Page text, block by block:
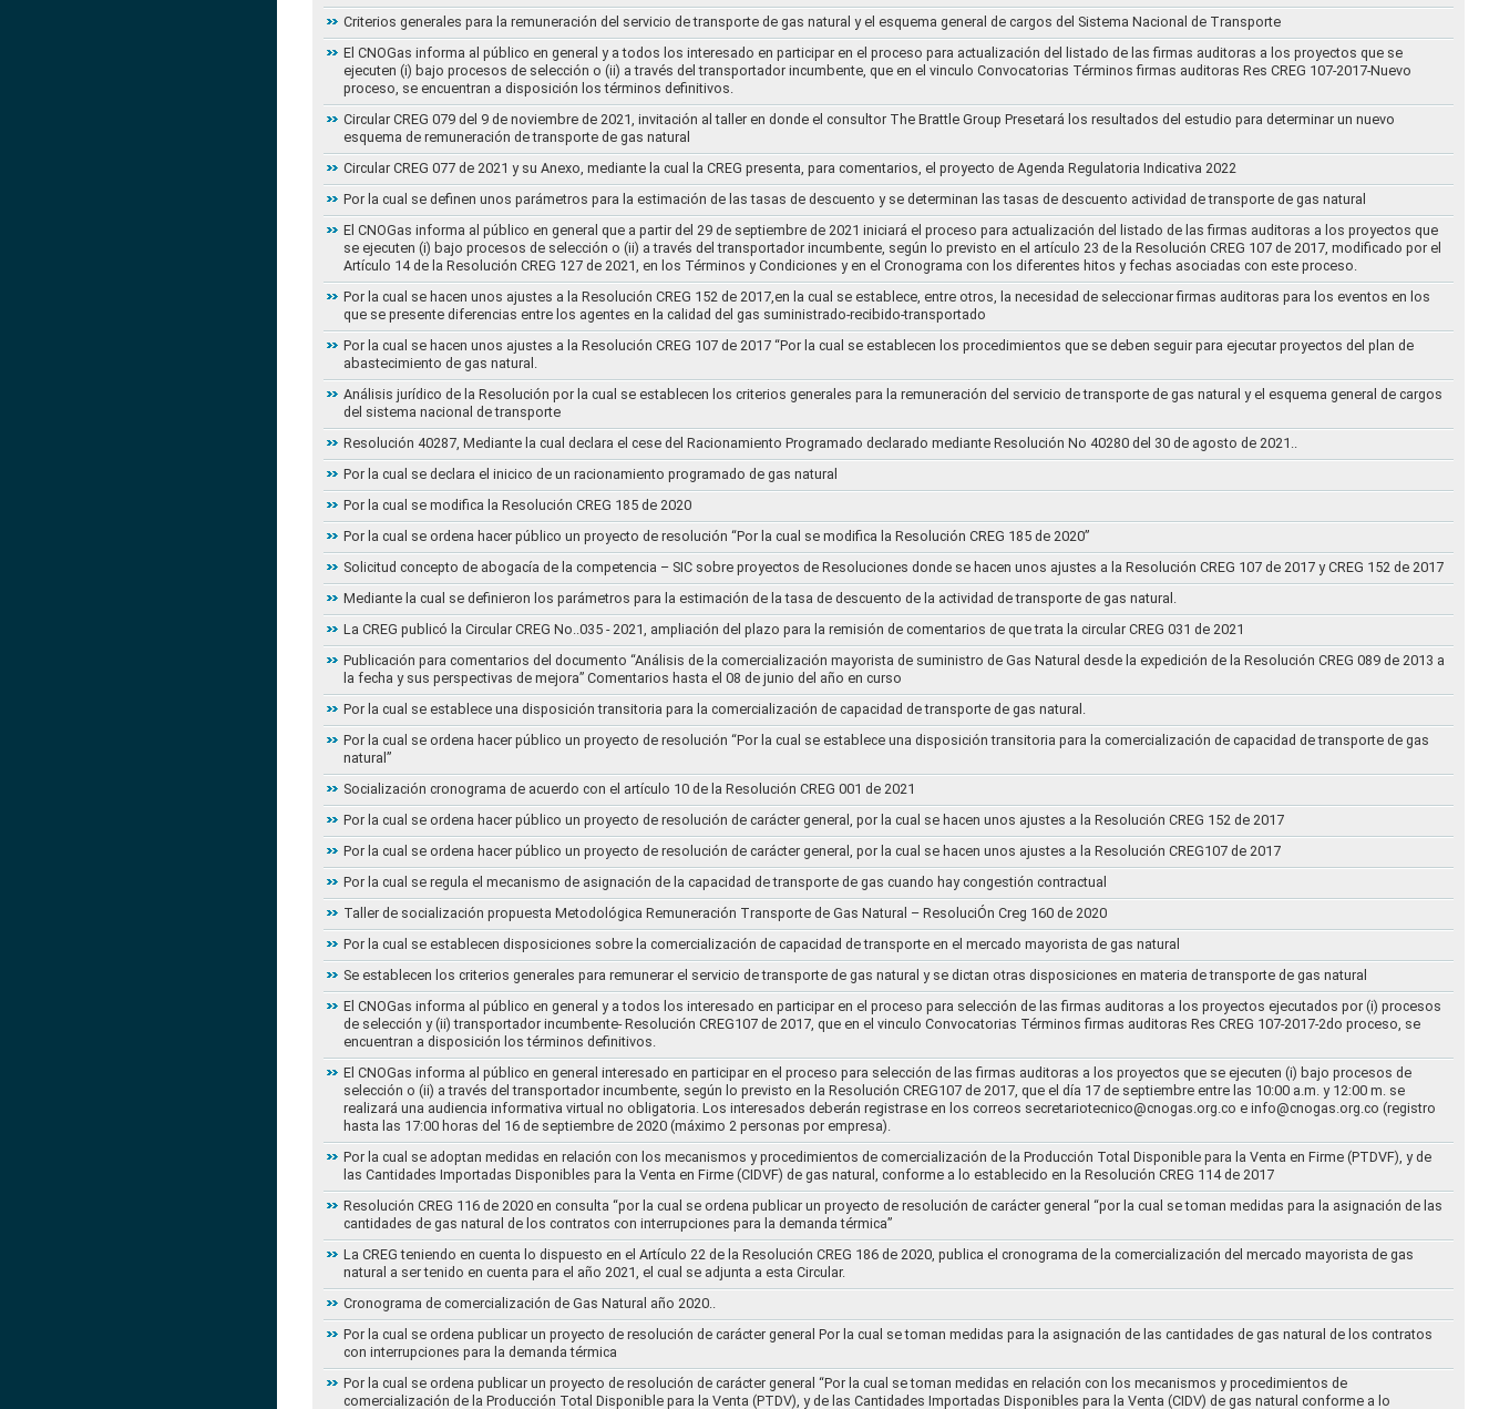
Criterios generales para la remuneración del servicio de transporte de gas natural y el esquema general de cargos del Sistema Nacional de Transporte
El CNOGas informa al público en general y a todos los interesado en participar en el proceso para actualización del listado de las firmas auditoras a los proyectos que se
ejecuten (i) bajo procesos de selección o (ii) a través del transportador incumbente, que en el vinculo Convocatorias Términos firmas auditoras Res CREG 107-2017-Nuevo
proceso, se encuentran a disposición los términos definitivos.
Circular CREG 079 del 9 de noviembre de 2021, invitación al taller en donde el consultor The Brattle Group Presetará los resultados del estudio para determinar un nuevo
esquema de remuneración de transporte de gas natural
Circular CREG 077 de 2021 y su Anexo, mediante la cual la CREG presenta, para comentarios, el proyecto de Agenda Regulatoria Indicativa 2022
Por la cual se definen unos parámetros para la estimación de las tasas de descuento y se determinan las tasas de descuento actividad de transporte de gas natural
El CNOGas informa al público en general que a partir del 29 de septiembre de 2021 iniciará el proceso para actualización del listado de las firmas auditoras a los proyectos que
se ejecuten (i) bajo procesos de selección o (ii) a través del transportador incumbente, según lo previsto en el artículo 23 de la Resolución CREG 107 de 2017, modificado por el
Artículo 14 de la Resolución CREG 127 de 2021, en los Términos y Condiciones y en el Cronograma con los diferentes hitos y fechas asociadas con este proceso.
Por la cual se hacen unos ajustes a la Resolución CREG 152 de 2017,en la cual se establece, entre otros, la necesidad de seleccionar firmas auditoras para los eventos en los
que se presente diferencias entre los agentes en la calidad del gas suministrado-recibido-transportado
Por la cual se hacen unos ajustes a la Resolución CREG 107 de 2017 “Por la cual se establecen los procedimientos que se deben seguir para ejecutar proyectos del plan de
abastecimiento de gas natural.
Análisis jurídico de la Resolución por la cual se establecen los criterios generales para la remuneración del servicio de transporte de gas natural y el esquema general de cargos
del sistema nacional de transporte
Resolución 40287, Mediante la cual declara el cese del Racionamiento Programado declarado mediante Resolución No 40280 del 30 de agosto de 2021..
Por la cual se declara el inicico de un racionamiento programado de gas natural
Por la cual se modifica la Resolución CREG 185 de 2020
Por la cual se ordena hacer público un proyecto de resolución “Por la cual se modifica la Resolución CREG 185 de 2020”
Solicitud concepto de abogacía de la competencia – SIC sobre proyectos de Resoluciones donde se hacen unos ajustes a la Resolución CREG 107 de 2017 y CREG 152 de 2017
Mediante la cual se definieron los parámetros para la estimación de la tasa de descuento de la actividad de transporte de gas natural.
La CREG publicó la Circular CREG No..035 - 2021, ampliación del plazo para la remisión de comentarios de que trata la circular CREG 031 de 2021
Publicación para comentarios del documento “Análisis de la comercialización mayorista de suministro de Gas Natural desde la expedición de la Resolución CREG 089 de 2013 a
la fecha y sus perspectivas de mejora” Comentarios hasta el 08 de junio del año en curso
Por la cual se establece una disposición transitoria para la comercialización de capacidad de transporte de gas natural.
Por la cual se ordena hacer público un proyecto de resolución “Por la cual se establece una disposición transitoria para la comercialización de capacidad de transporte de gas
natural”
Socialización cronograma de acuerdo con el artículo 10 de la Resolución CREG 001 de 2021
Por la cual se ordena hacer público un proyecto de resolución de carácter general, por la cual se hacen unos ajustes a la Resolución CREG 152 de 2017
Por la cual se ordena hacer público un proyecto de resolución de carácter general, por la cual se hacen unos ajustes a la Resolución CREG107 de 2017
Por la cual se regula el mecanismo de asignación de la capacidad de transporte de gas cuando hay congestión contractual
Taller de socialización propuesta Metodológica Remuneración Transporte de Gas Natural – ResoluciÓn Creg 160 de 2020
Por la cual se establecen disposiciones sobre la comercialización de capacidad de transporte en el mercado mayorista de gas natural
Se establecen los criterios generales para remunerar el servicio de transporte de gas natural y se dictan otras disposiciones en materia de transporte de gas natural
El CNOGas informa al público en general y a todos los interesado en participar en el proceso para selección de las firmas auditoras a los proyectos ejecutados por (i) procesos
de selección y (ii) transportador incumbente- Resolución CREG107 de 2017, que en el vinculo Convocatorias Términos firmas auditoras Res CREG 107-2017-2do proceso, se
encuentran a disposición los términos definitivos.
El CNOGas informa al público en general interesado en participar en el proceso para selección de las firmas auditoras a los proyectos que se ejecuten (i) bajo procesos de
selección o (ii) a través del transportador incumbente, según lo previsto en la Resolución CREG107 de 2017, que el día 17 de septiembre entre las 10:00 a.m. y 12:00 m. se
realizará una audiencia informativa virtual no obligatoria. Los interesados deberán registrase en los correos secretariotecnico@cnogas.org.co e info@cnogas.org.co (registro
hasta las 17:00 horas del 16 de septiembre de 2020 (máximo 2 personas por empresa).
Por la cual se adoptan medidas en relación con los mecanismos y procedimientos de comercialización de la Producción Total Disponible para la Venta en Firme (PTDVF), y de
las Cantidades Importadas Disponibles para la Venta en Firme (CIDVF) de gas natural, conforme a lo establecido en la Resolución CREG 114 de 2017
Resolución CREG 116 de 2020 en consulta “por la cual se ordena publicar un proyecto de resolución de carácter general “por la cual se toman medidas para la asignación de las
cantidades de gas natural de los contratos con interrupciones para la demanda térmica”
La CREG teniendo en cuenta lo dispuesto en el Artículo 22 de la Resolución CREG 186 de 2020, publica el cronograma de la comercialización del mercado mayorista de gas
natural a ser tenido en cuenta para el año 2021, el cual se adjunta a esta Circular.
Cronograma de comercialización de Gas Natural año 2020..
Por la cual se ordena publicar un proyecto de resolución de carácter general Por la cual se toman medidas para la asignación de las cantidades de gas natural de los contratos
con interrupciones para la demanda térmica
Por la cual se ordena publicar un proyecto de resolución de carácter general “Por la cual se toman medidas en relación con los mecanismos y procedimientos de
comercialización de la Producción Total Disponible para la Venta (PTDV), y de las Cantidades Importadas Disponibles para la Venta (CIDV) de gas natural conforme a lo